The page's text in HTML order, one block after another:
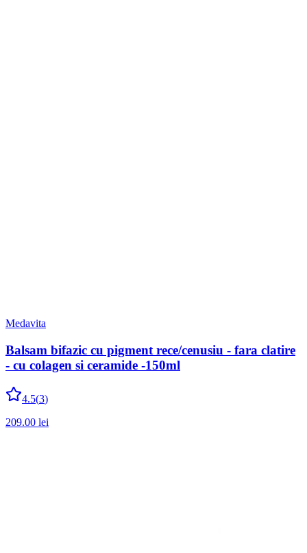
Medavita
Balsam bifazic cu pigment rece/cenusiu - fara clatire
- cu colagen si ceramide -150ml
4.5(3)
209.00 lei